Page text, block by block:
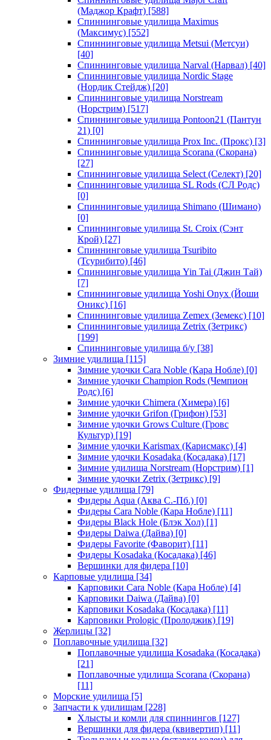
(Маджор Крафт) [588]
Спиннинговые удилища Maximus
(Максимус) [552]
Спиннинговые удилища Metsui (Метсуи)
[40]
Спиннинговые удилища Narval (Нарвал) [40]
Спиннинговые удилища Nordic Stage
(Нордик Стейдж) [20]
Спиннинговые удилища Norstream
(Норстрим) [517]
Спиннинговые удилища Pontoon21 (Пантун
21) [0]
Спиннинговые удилища Prox Inc. (Прокс) [3]
Спиннинговые удилища Scorana (Скорана)
[27]
Спиннинговые удилища Select (Селект) [20]
Спиннинговые удилища SL Rods (СЛ Родс)
[0]
Спиннинговые удилища Shimano (Шимано)
[0]
Спиннинговые удилища St. Croix (Сэнт
Крой) [27]
Спиннинговые удилища Tsuribito
(Тсурибито) [46]
Спиннинговые удилища Yin Tai (Джин Тай)
[7]
Спиннинговые удилища Yoshi Onyx (Йоши
Оникс) [16]
Спиннинговые удилища Zemex (Земекс) [10]
Спиннинговые удилища Zetrix (Зетрикс)
[199]
Спиннинговые удилища б/у [38]
Зимние удилища [115]
Зимние удочки Cara Noble (Кара Нобле) [0]
Зимние удочки Champion Rods (Чемпион
Родс) [6]
Зимние удочки Chimera (Химера) [6]
Зимние удочки Grifon (Грифон) [53]
Зимние удочки Grows Culture (Гровс
Культур) [19]
Зимние удочки Karismax (Карисмакс) [4]
Зимние удочки Kosadaka (Косадака) [17]
Зимние удилища Norstream (Норстрим) [1]
Зимние удочки Zetrix (Зетрикс) [9]
Фидерные удилища [79]
Фидеры Aqua (Аква С.-Пб.) [0]
Фидеры Cara Noble (Кара Нобле) [11]
Фидеры Black Hole (Блэк Хол) [1]
Фидеры Daiwa (Дайва) [0]
Фидеры Favorite (Фаворит) [11]
Фидеры Kosadaka (Косадака) [46]
Вершинки для фидера [10]
Карповые удилища [34]
Карповики Cara Noble (Кара Нобле) [4]
Карповики Daiwa (Дайва) [0]
Карповики Kosadaka (Косадака) [11]
Карповики Prologic (Пролоджик) [19]
Жерлицы [32]
Поплавочные удилища [32]
Поплавочные удилища Kosadaka (Косадака)
[21]
Поплавочные удилища Scorana (Скорана)
[11]
Морские удилища [5]
Запчасти к удилищам [228]
Хлысты и комли для спиннингов [127]
Вершинки для фидера (квивертип) [11]